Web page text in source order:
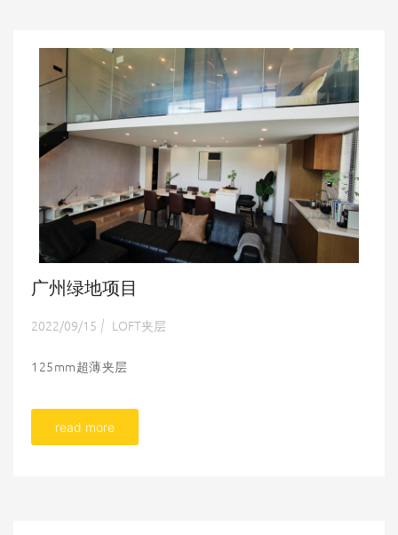
广州绿地项目
2022/09/15 | LOFT夹层
125mm超薄夹层
read more